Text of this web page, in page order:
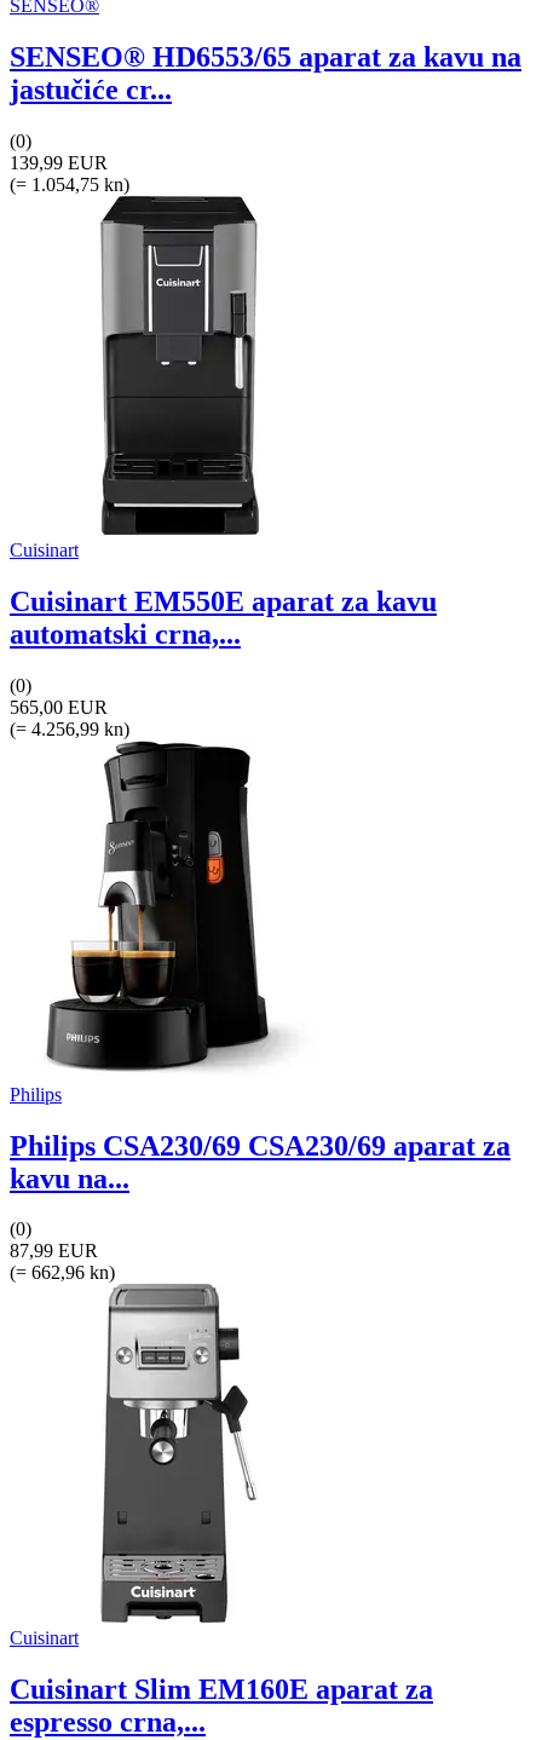
SENSEO®
SENSEO® HD6553/65 aparat za kavu na
jastučiće cr...
(0)
139,99 EUR
(= 1.054,75 kn)
Cuisinart
Cuisinart EM550E aparat za kavu
automatski crna,...
(0)
565,00 EUR
(= 4.256,99 kn)
Philips
Philips CSA230/69 CSA230/69 aparat za
kavu na...
(0)
87,99 EUR
(= 662,96 kn)
Cuisinart
Cuisinart Slim EM160E aparat za
espresso crna,...